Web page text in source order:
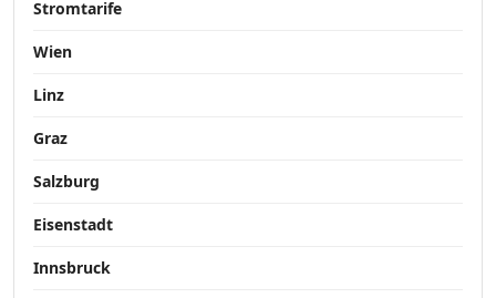
Stromtarife
Wien
Linz
Graz
Salzburg
Eisenstadt
Innsbruck